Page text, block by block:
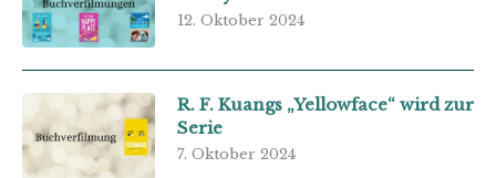
12. Oktober 2024
R. F. Kuangs „Yellowface“ wird zur
Serie
7. Oktober 2024